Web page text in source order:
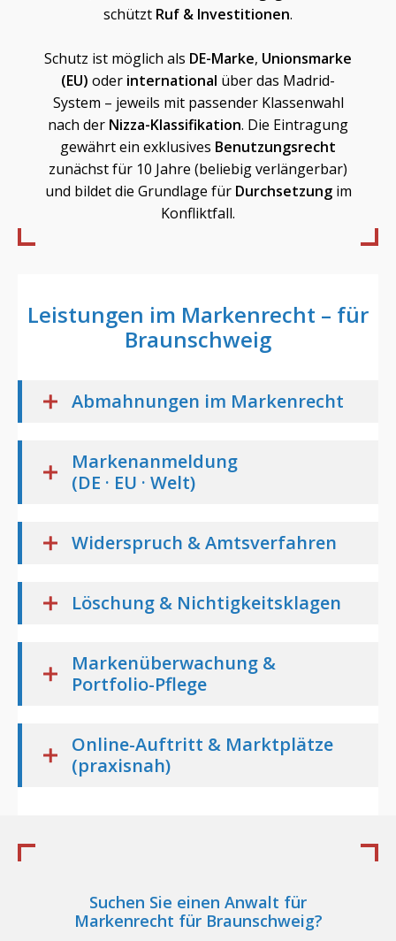
schützt Ruf & Investitionen.
Schutz ist möglich als DE-Marke, Unionsmarke
(EU) oder international über das Madrid-
System – jeweils mit passender Klassenwahl
nach der Nizza-Klassifikation. Die Eintragung
gewährt ein exklusives Benutzungsrecht
zunächst für 10 Jahre (beliebig verlängerbar)
und bildet die Grundlage für Durchsetzungim
Konfliktfall.
Leistungen im Markenrecht – für
Braunschweig
Abmahnungen im Markenrecht
Markenanmeldung
(DE · EU · Welt)
Widerspruch & Amtsverfahren
Löschung & Nichtigkeitsklagen
Markenüberwachung &
Portfolio-Pflege
Online-Auftritt & Marktplätze
(praxisnah)
Suchen Sie einen Anwalt für
Markenrecht für Braunschweig?